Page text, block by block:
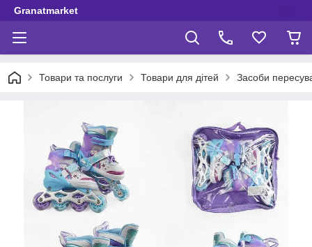
Granatmarket
Товари та послуги Товари для дітей Засоби